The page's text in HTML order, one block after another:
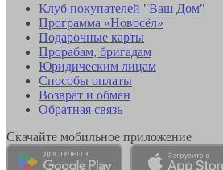
Клуб покупателей "Ваш Дом"
Программа «Новосёл»
Подарочные карты
Прорабам, бригадам
Юридическим лицам
Способы оплаты
Возврат и обмен
Обратная связь
Скачайте мобильное приложение